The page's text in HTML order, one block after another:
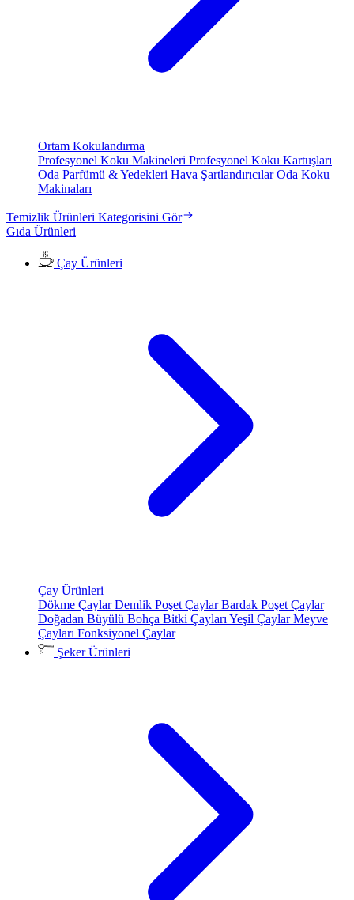
Ortam Kokulandırma
Profesyonel Koku Makineleri Profesyonel Koku Kartuşları
Oda Parfümü & Yedekleri Hava ŞartlandırıcılarOda Koku
Makinaları
Temizlik Ürünleri Kategorisini Gör
Gıda Ürünleri
Çay Ürünleri
Çay Ürünleri
Dökme ÇaylarDemlik Poşet ÇaylarBardak Poşet Çaylar
Doğadan Büyülü Bohça Bitki Çayları Yeşil ÇaylarMeyve
Çayları Fonksiyonel Çaylar
Şeker Ürünleri